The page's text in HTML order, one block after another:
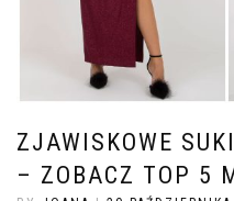
ZJAWISKOWE
– ZOBACZ TOP 5